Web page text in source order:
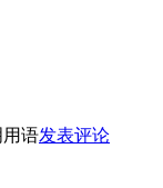
语发表评论